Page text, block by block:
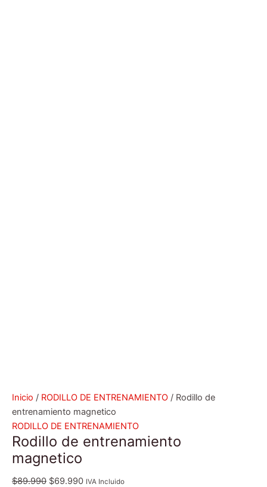
Inicio / RODILLO DE ENTRENAMIENTO / Rodillo de
entrenamiento magnetico
RODILLO DE ENTRENAMIENTO
Rodillo de entrenamiento
magnetico
$89.990 $69.990 IVA Incluido